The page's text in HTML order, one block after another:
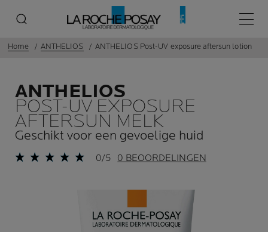
Home ANTHELIOS ANTHELIOS Post-UV exposure aftersun lotion
ANTHELIOS
POST-UV EXPOSURE
AFTERSUN MELK
Geschikt voor een gevoelige huid
0/5 0 BEOORDELINGEN